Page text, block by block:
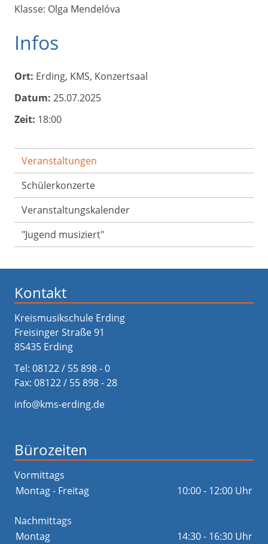
Veranstaltungen
Schülerkonzerte
Veranstaltungs­kalender
"Jugend musiziert"
Klasse: Olga Mendelóva
Infos
Ort: Erding, KMS, Konzertsaal
Datum: 25.07.2025
Zeit: 18:00
Kontakt
Kreismusikschule Erding
Freisinger Straße 91
85435 Erding
Tel: 08122 / 55 898 - 0
Fax: 08122 / 55 898 - 28
info@kms-erding.de
Bürozeiten
Vormittags
Montag - Freitag
10:00 - 12:00 Uhr
Nachmittags
Montag
14:30 - 16:30 Uhr